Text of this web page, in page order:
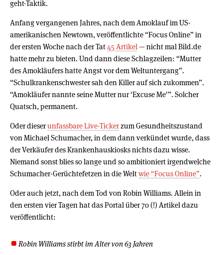
geht-Taktik.
Anfang vergangenen Jahres, nach dem Amoklauf im US-
amerikanischen Newtown, veröffentlichte “Focus Online” in
der ersten Woche nach der Tat45 Artikel — nicht mal Bild.de
hatte mehr zu bieten. Und dann diese Schlagzeilen: “Mutter
des Amokläufers hatte Angst vor dem Weltuntergang”.
“Schulkrankenschwester sah den Killer auf sich zukommen”.
“Amokläufer nannte seine Mutter nur ‘Excuse Me'”. Solcher
Quatsch, permanent.
Oder dieserunfassbare Live-Tickerzum Gesundheitszustand
von Michael Schumacher, in dem dann verkündet wurde, dass
der Verkäufer des Krankenhauskiosks nichts dazu wisse.
Niemand sonst blies so lange und so ambitioniert irgendwelche
Schumacher-Gerüchtefetzen in die Weltwie “Focus Online”.
Oder auch jetzt, nach dem Tod von Robin Williams. Allein in
den ersten vier Tagen hat das Portal über 70 (!) Artikel dazu
veröffentlicht:
Robin Williams stirbt im Alter von 63 Jahren